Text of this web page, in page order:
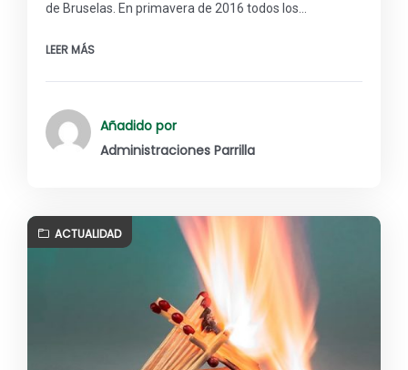
de Bruselas. En primavera de 2016 todos los…
LEER MÁS
Añadido por
Administraciones Parrilla
ACTUALIDAD